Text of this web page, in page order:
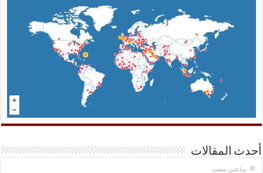
أحدث المقالات
‏ساعتين مضت